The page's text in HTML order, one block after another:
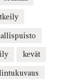
kevät